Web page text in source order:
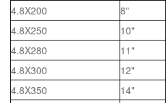
4.8X200
8"
4.8X250
10"
4.8X280
11"
4.8X300
12"
4.8X350
14"